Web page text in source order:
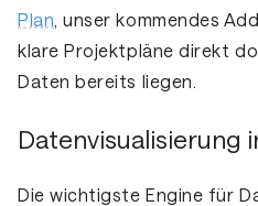
Plan, unser kommendes
klare Projektpläne direkt
Daten bereits liegen.
Datenvisualisierung
Die wichtigste Engine für